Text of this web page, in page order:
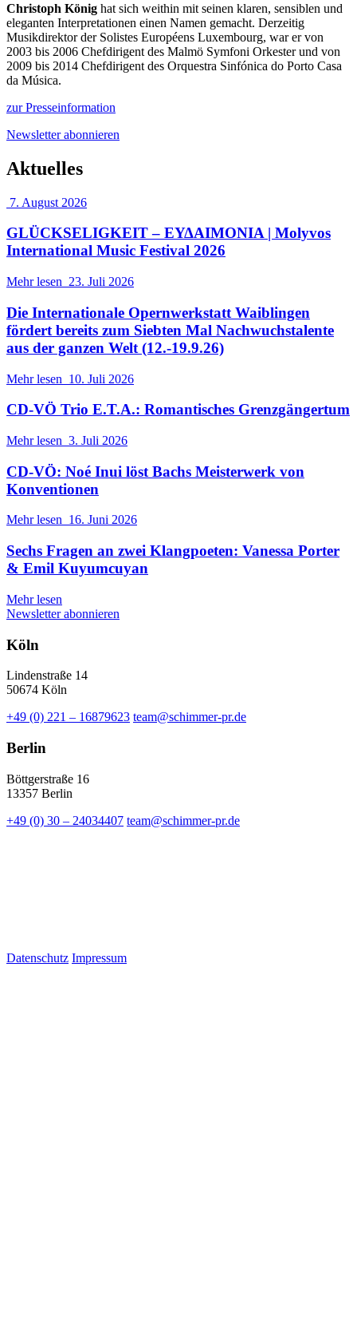
Christoph König hat sich weithin mit seinen klaren, sensiblen und
eleganten Interpretationen einen Namen gemacht. Derzeitig
Musikdirektor der Solistes Européens Luxembourg, war er von
2003 bis 2006 Chefdirigent des Malmö Symfoni Orkester und von
2009 bis 2014 Chefdirigent des Orquestra Sinfónica do Porto Casa
da Música.
zur Presseinformation
Newsletter abonnieren
Aktuelles
7. August 2026
GLÜCKSELIGKEIT – ΕΥΔΑΙΜΟΝΙΑ | Molyvos
International Music Festival 2026
Mehr lesen 23. Juli 2026
Die Internationale Opernwerkstatt Waiblingen
fördert bereits zum Siebten Mal Nachwuchstalente
aus der ganzen Welt (12.-19.9.26)
Mehr lesen 10. Juli 2026
CD-VÖ Trio E.T.A.: Romantisches Grenzgängertum
Mehr lesen 3. Juli 2026
CD-VÖ: Noé Inui löst Bachs Meisterwerk von
Konventionen
Mehr lesen 16. Juni 2026
Sechs Fragen an zwei Klangpoeten: Vanessa Porter
& Emil Kuyumcuyan
Mehr lesen
Newsletter abonnieren
Köln
Lindenstraße 14
50674 Köln
+49 (0) 221 – 16879623 team@schimmer-pr.de
Berlin
Böttgerstraße 16
13357 Berlin
+49 (0) 30 – 24034407 team@schimmer-pr.de
Datenschutz Impressum